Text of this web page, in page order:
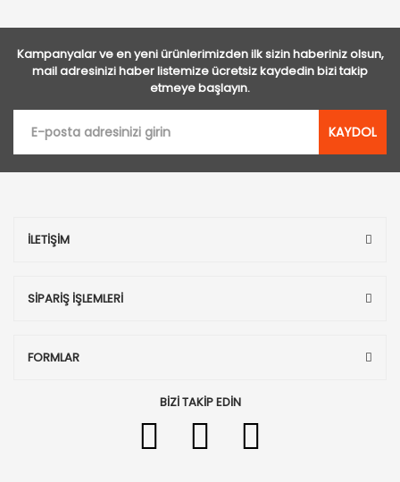
Kampanyalar ve en yeni ürünlerimizden ilk sizin haberiniz olsun,
mail adresinizi haber listemize ücretsiz kaydedin bizi takip
etmeye başlayın.
KAYDOL
İLETİŞİM
SİPARİŞ İŞLEMLERİ
FORMLAR
BİZİ TAKİP EDİN